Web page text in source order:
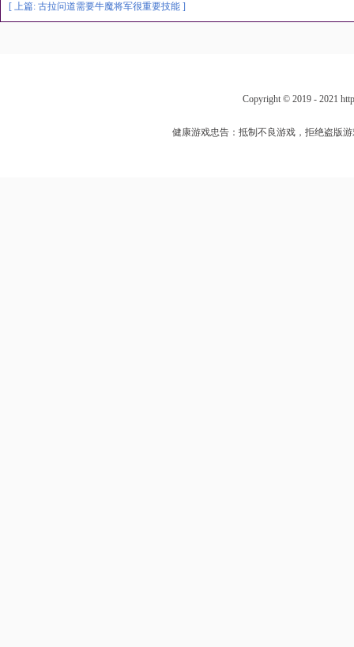
[ 上篇: 古拉问道需要牛魔将军很重要技能 ]
Copyright © 2019 - 2021
健康游戏忠告：抵制不良游戏，拒绝盗版